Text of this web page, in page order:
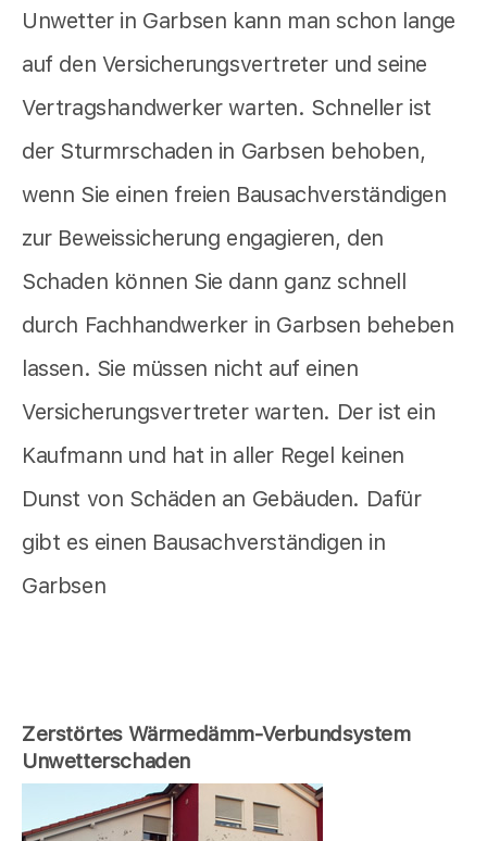
Unwetter in Garbsen kann man schon lange
auf den Versicherungsvertreter und seine
Vertragshandwerker warten. Schneller ist
der Sturmrschaden in Garbsen behoben,
wenn Sie einen freien Bausachverständigen
zur Beweissicherung engagieren, den
Schaden können Sie dann ganz schnell
durch Fachhandwerker in Garbsen beheben
lassen. Sie müssen nicht auf einen
Versicherungsvertreter warten. Der ist ein
Kaufmann und hat in aller Regel keinen
Dunst von Schäden an Gebäuden. Dafür
gibt es einen Bausachverständigen in
Garbsen
Zerstörtes Wärmedämm-Verbundsystem
Unwetterschaden